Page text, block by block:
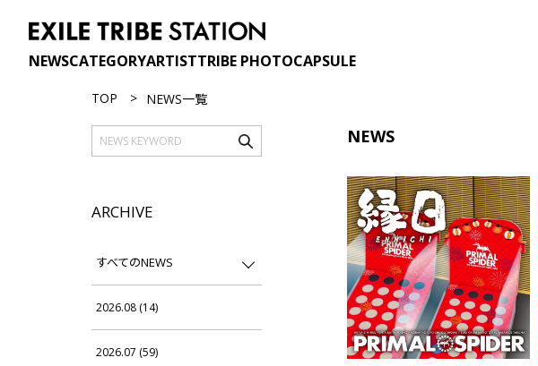
NEWSCATEGORYARTISTTRIBE PHOTOCAPSULE
TOP NEWS一覧
ARCHIVE
すべてのNEWS
2026.08 (14)
2026.07 (59)
NEWS